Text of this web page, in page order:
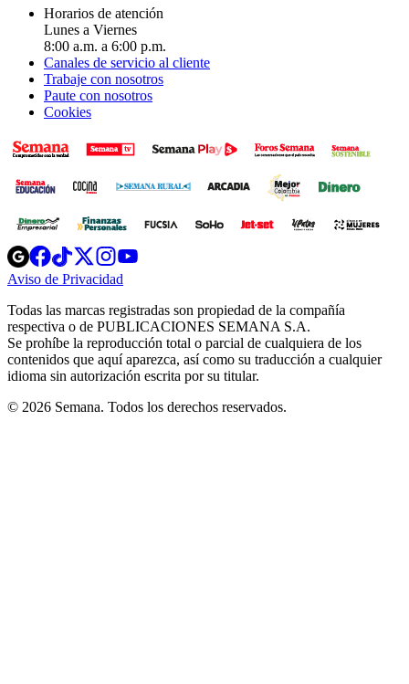
Horarios de atención
Lunes a Viernes
8:00 a.m. a 6:00 p.m.
Canales de servicio al cliente
Trabaje con nosotros
Paute con nosotros
Cookies
Opens
in
new
Opens
in
new
Opens
in
new
window
Opens
new
windowwindow
Aviso de Privacidad
new
window
Todas las marcas registradas son propiedad de la compañía
respectiva o de PUBLICACIONES SEMANA S.A.
Se prohíbe la reproducción total o parcial de cualquiera de los
contenidos que aquí aparezca, así como su traducción a cualquier
idioma sin autorización escrita por su titular.
© 2026 Semana. Todos los derechos reservados.